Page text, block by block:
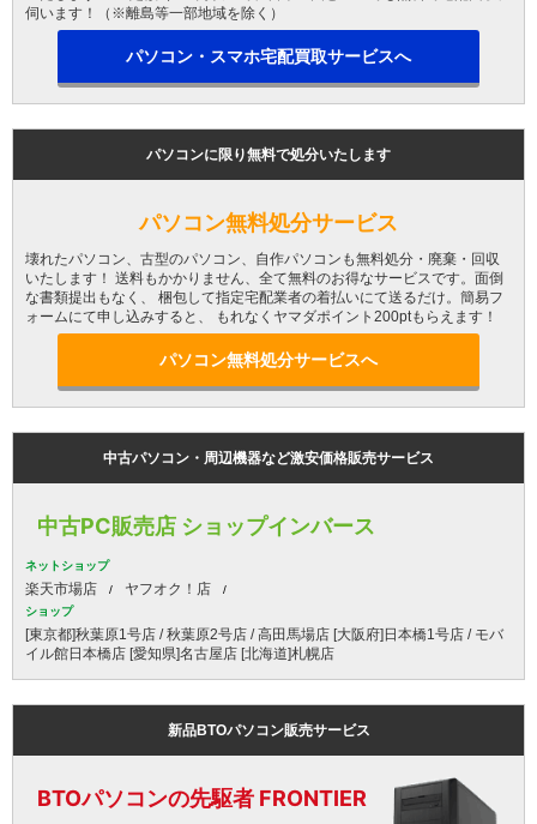
伺います！（※離島等一部地域を除く）
パソコン・スマホ宅配買取サービスへ
パソコンに限り無料で処分いたします
パソコン無料処分サービス
壊れたパソコン、古型のパソコン、自作パソコンも無料処分・廃棄・回収
いたします！ 送料もかかりません、全て無料のお得なサービスです。面倒
な書類提出もなく、 梱包して指定宅配業者の着払いにて送るだけ。簡易フ
ォームにて申し込みすると、 もれなくヤマダポイント200ptもらえます！
パソコン無料処分サービスへ
中古パソコン・周辺機器など激安価格販売サービス
中古PC販売店 ショップインバース
ネットショップ
楽天市場店 ヤフオク！店
ショップ
[東京都]秋葉原1号店 / 秋葉原2号店 / 高田馬場店 [大阪府]日本橋1号店 / モバ
イル館日本橋店 [愛知県]名古屋店 [北海道]札幌店
新品BTOパソコン販売サービス
BTOパソコンの先駆者 FRONTIER